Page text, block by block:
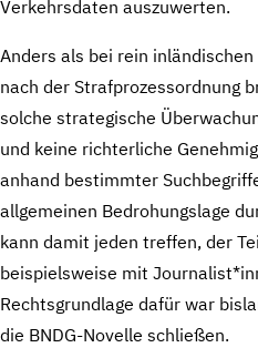
Verkehrsdaten auszuwerten.
Anders als bei rein
nach der Strafprozessordnung
solche strategische
und keine richterliche
anhand bestimmter
allgemeinen Bedrohungslage
kann damit jeden treffen, der
beispielsweise mit
Rechtsgrundlage dafür war
die BNDG-Novelle schließen.